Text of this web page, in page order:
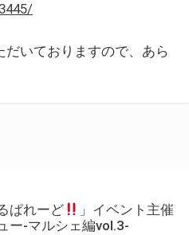
いておりますので、あら
ぱれーど
」イベント主催
ー-マルシェ編vol.3-